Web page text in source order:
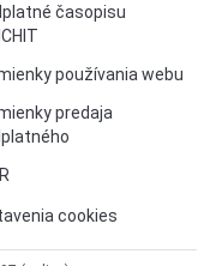
časopisu
používania webu
predaja
cookies